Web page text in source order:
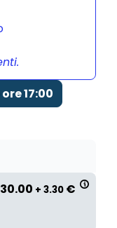
17:00
30.00 + 3.30 €